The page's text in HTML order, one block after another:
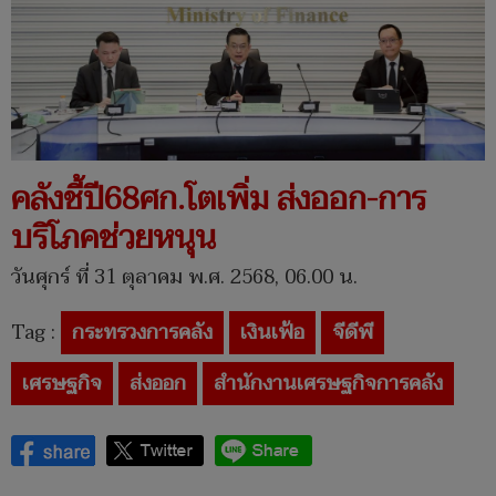
คลังชี้ปี68ศก.โตเพิ่ม ส่งออก-การ
บริโภคช่วยหนุน
วันศุกร์ ที่ 31 ตุลาคม พ.ศ. 2568, 06.00 น.
Tag : กระทรวงการคลัง เงินเฟ้อ
จีดีพี
เศรษฐกิจ
ส่งออก สำนักงานเศรษฐกิจการคลัง